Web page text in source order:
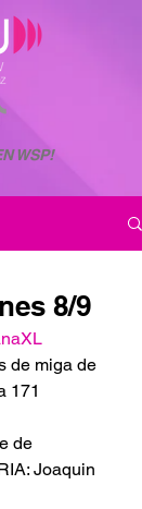
WSP!
8/9
de miga de
171
de
Joaquin